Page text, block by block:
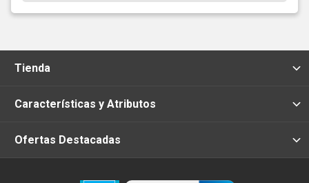
Tienda
Características y Atributos
Ofertas Destacadas